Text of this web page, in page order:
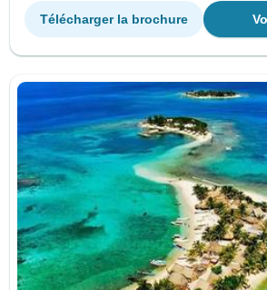
Télécharger la brochure